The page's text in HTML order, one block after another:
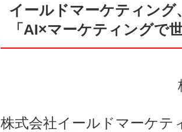
イールドマーケティン
「AI×マーケティングで
株式会社イールドマーケテ